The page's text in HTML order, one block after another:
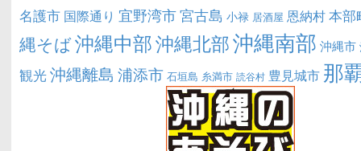
名護市 国際通り 宜野湾市宮古島 小禄 居酒屋 恩納村本部
縄そば沖縄中部沖縄北部沖縄南部 沖縄市
観光沖縄離島 浦添市 石垣島 糸満市 読谷村 豊見城市 那